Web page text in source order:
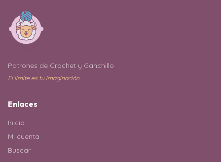
Patrones de Crochet y Ganchillo
El límite es tu imaginación
Enlaces
Inicio
Mi cuenta
Buscar